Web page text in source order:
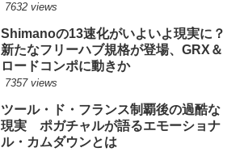
7632 views
Shimanoの13速化がいよいよ現実に？
新たなフリーハブ規格が登場、GRX＆
ロードコンポに動きか
7357 views
ツール・ド・フランス制覇後の過酷な
現実 ポガチャルが語るエモーショナ
ル・カムダウンとは